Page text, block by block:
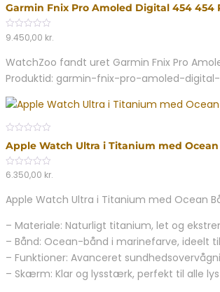
out
of
5
Garmin Fnix Pro Amoled Digital 454
0
out
5
9.450,00 kr.
WatchZoo fandt uret Garmin Fnix Pro
Produktid: garmin-fnix-pro-amoled-
out
of
5
Apple Watch Ultra i Titanium med
0
5
6.350,00 kr.
Apple Watch Ultra i Titanium med Ocean
– Materiale: Naturligt titanium, let og
– Bånd: Ocean-bånd i marinefarve, ideelt
– Funktioner: Avanceret
– Skærm: Klar og lysstærk, perfekt til alle